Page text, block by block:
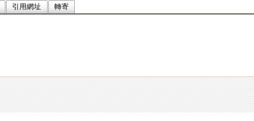
引用網址 轉寄